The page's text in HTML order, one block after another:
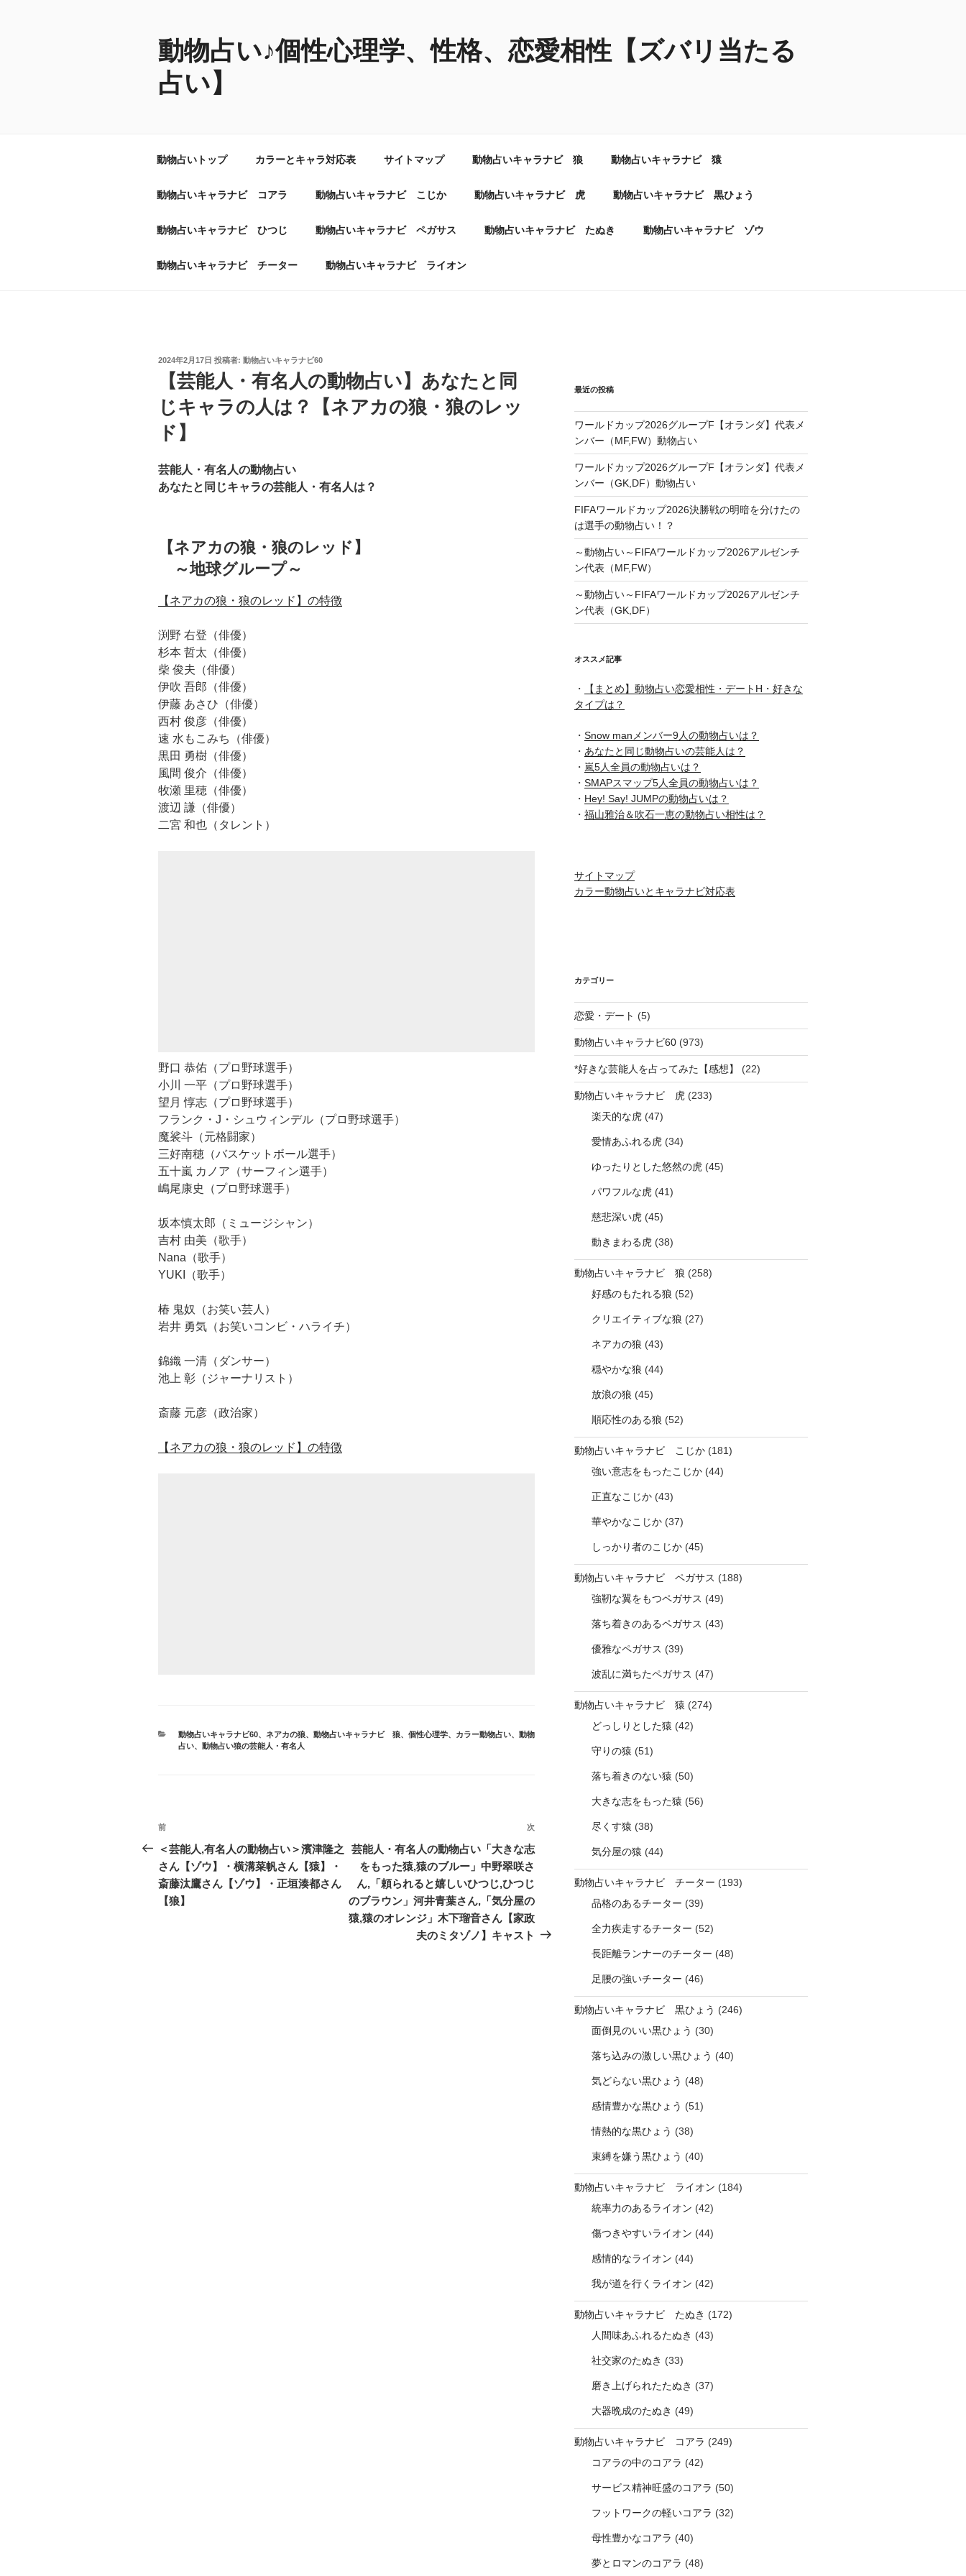
動物占い♪個性心理学、性格、恋愛相性【ズバリ当たる
占い】
動物占いトップ カラーとキャラ対応表 サイトマップ 動物占いキャラナビ 狼 動物占いキャラナビ 猿
動物占いキャラナビ コアラ 動物占いキャラナビ こじか 動物占いキャラナビ 虎 動物占いキャラナビ 黒ひょう
動物占いキャラナビ ひつじ 動物占いキャラナビ ペガサス 動物占いキャラナビ たぬき 動物占いキャラナビ ゾウ
動物占いキャラナビ チーター 動物占いキャラナビ ライオン
投
2024年2月17日 投稿者: 動物占いキャラナビ60
【芸能人・有名人の動物占い】あなたと同
じキャラの人は？【ネアカの狼・狼のレッ
ド】
芸能人・有名人の動物占い
あなたと同じキャラの芸能人・有名人は？
【ネアカの狼・狼のレッド】
～地球グループ～
【ネアカの狼・狼のレッド】の特徴
渕野 右登（俳優）
杉本 哲太（俳優）
柴 俊夫（俳優）
伊吹 吾郎（俳優）
伊藤 あさひ（俳優）
西村 俊彦（俳優）
速 水もこみち（俳優）
黒田 勇樹（俳優）
風間 俊介（俳優）
牧瀬 里穂（俳優）
渡辺 謙（俳優）
二宮 和也（タレント）
野口 恭佑（プロ野球選手）
小川 一平（プロ野球選手）
望月 惇志（プロ野球選手）
フランク・J・シュウィンデル（プロ野球選手）
魔裟斗（元格闘家）
三好南穂（バスケットボール選手）
五十嵐 カノア（サーフィン選手）
嶋尾康史（プロ野球選手）
坂本慎太郎（ミュージシャン）
吉村 由美（歌手）
Nana（歌手）
YUKI（歌手）
椿 鬼奴（お笑い芸人）
岩井 勇気（お笑いコンビ・ハライチ）
錦織 一清（ダンサー）
池上 彰（ジャーナリスト）
斎藤 元彦（政治家）
【ネアカの狼・狼のレッド】の特徴
カ
テ
動物占いキャラナビ60、 ネアカの狼、 動物占いキャラナビ 狼、 個性心理学、 カラー動物占い、 動物
占い、 動物占い狼の芸能人・有名人
投
稿
ナ
ビ
前
の
投
稿
前
＜芸能人,有名人の動物占い＞濱津隆之
さん【ゾウ】・横溝菜帆さん【猿】・
斎藤汰鷹さん【ゾウ】・正垣湊都さん
【狼】
次
の
次
芸能人・有名人の動物占い「大きな志
をもった猿,猿のブルー」中野翠咲さ
ん,「頼られると嬉しいひつじ,ひつじ
のブラウン」河井青葉さん,「気分屋の
猿,猿のオレンジ」木下瑠音さん【家政
夫のミタゾノ】キャスト
最近の投稿
ワールドカップ2026グループF【オランダ】代表メ
ンバー（MF,FW）動物占い
ワールドカップ2026グループF【オランダ】代表メ
ンバー（GK,DF）動物占い
FIFAワールドカップ2026決勝戦の明暗を分けたの
は選手の動物占い！？
～動物占い～FIFAワールドカップ2026アルゼンチ
ン代表（MF,FW）
～動物占い～FIFAワールドカップ2026アルゼンチ
ン代表（GK,DF）
オススメ記事
・
【まとめ】動物占い恋愛相性・デートH・好きな
タイプは？
・ Snow manメンバー9人の動物占いは？
・ あなたと同じ動物占いの芸能人は？
・ 嵐5人全員の動物占いは？
・ SMAPスマップ5人全員の動物占いは？
・ Hey! Say! JUMPの動物占いは？
・ 福山雅治＆吹石一恵の動物占い相性は？
サイトマップ
カラー動物占いとキャラナビ対応表
カテゴリー
恋愛・デート (5)
動物占いキャラナビ60(973)
*好きな芸能人を占ってみた【感想】 (22)
動物占いキャラナビ 虎(233)
楽天的な虎(47)
愛情あふれる虎(34)
ゆったりとした悠然の虎(45)
パワフルな虎(41)
慈悲深い虎(45)
動きまわる虎(38)
動物占いキャラナビ 狼 (258)
好感のもたれる狼 (52)
クリエイティブな狼 (27)
ネアカの狼 (43)
穏やかな狼 (44)
放浪の狼 (45)
順応性のある狼 (52)
動物占いキャラナビ こじか(181)
強い意志をもったこじか(44)
正直なこじか(43)
華やかなこじか(37)
しっかり者のこじか(45)
動物占いキャラナビ ペガサス (188)
強靭な翼をもつペガサス (49)
落ち着きのあるペガサス (43)
優雅なペガサス (39)
波乱に満ちたペガサス (47)
動物占いキャラナビ 猿 (274)
どっしりとした猿 (42)
守りの猿 (51)
落ち着きのない猿 (50)
大きな志をもった猿 (56)
尽くす猿 (38)
気分屋の猿 (44)
動物占いキャラナビ チーター (193)
品格のあるチーター (39)
全力疾走するチーター (52)
長距離ランナーのチーター (48)
足腰の強いチーター (46)
動物占いキャラナビ 黒ひょう (246)
面倒見のいい黒ひょう (30)
落ち込みの激しい黒ひょう (40)
気どらない黒ひょう (48)
感情豊かな黒ひょう (51)
情熱的な黒ひょう (38)
束縛を嫌う黒ひょう (40)
動物占いキャラナビ ライオン (184)
統率力のあるライオン (42)
傷つきやすいライオン (44)
感情的なライオン (44)
我が道を行くライオン (42)
動物占いキャラナビ たぬき (172)
人間味あふれるたぬき (43)
社交家のたぬき (33)
磨き上げられたたぬき (37)
大器晩成のたぬき (49)
動物占いキャラナビ コアラ (249)
コアラの中のコアラ (42)
サービス精神旺盛のコアラ (50)
フットワークの軽いコアラ (32)
母性豊かなコアラ (40)
夢とロマンのコアラ (48)